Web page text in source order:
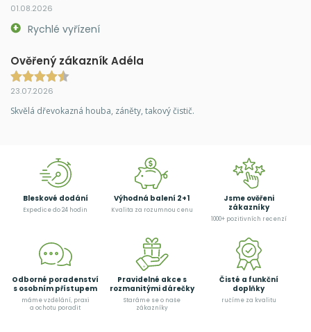
01.08.2026
Rychlé vyřízení
Ověřený zákazník Adéla
23.07.2026
Skvělá dřevokazná houba, záněty, takový čistič.
Bleskové dodání
Expedice do 24 hodin
Výhodná balení 2+1
Kvalita za rozumnou cenu
Jsme ověřeni
zákazníky
1000+ pozitivních recenzí
Odborné poradenství
s osobním přístupem
máme vzdělání, praxi
a ochotu poradit
Pravidelné akce s
rozmanitými dárečky
Staráme se o naše
zákazníky
Čisté a funkční
doplňky
ručíme za kvalitu